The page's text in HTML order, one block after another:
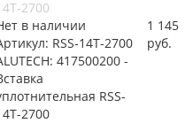
2700
в наличии
RSS-14T-2700
417500200 -
RSS-
2700
1 145
руб.